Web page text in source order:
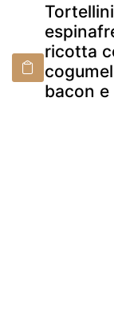
ricotta
bacon e